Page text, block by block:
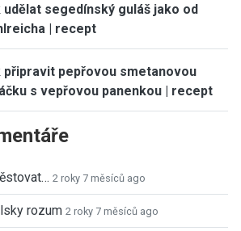
udělat segedínský guláš jako od
| recept
připravit pepřovou smetanovou
s vepřovou panenkou | recept
2 roky 7 měsíců ago
rozum 2 roky 7 měsíců ago